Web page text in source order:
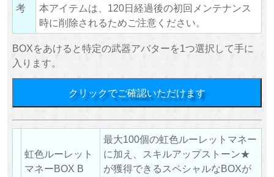
考
本アイテムは、120日経過後の初回メンテナンス
時に削除されるためご注意ください。
BOXをあけると特定の武器アバターを1つ選択して手に
入ります。
クリックでご確認いただけます
虹色ルーレット
マネーBOX B
最大100個の虹色ルーレットマネー
に加え、スキルアップストーン★
が獲得できるスペシャルなBOXが